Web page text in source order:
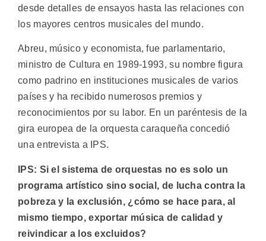
desde detalles de ensayos hasta las relaciones con
los mayores centros musicales del mundo.
Abreu, músico y economista, fue parlamentario,
ministro de Cultura en 1989-1993, su nombre figura
como padrino en instituciones musicales de varios
países y ha recibido numerosos premios y
reconocimientos por su labor. En un paréntesis de la
gira europea de la orquesta caraqueña concedió
una entrevista a IPS.
IPS: Si el sistema de orquestas no es solo un
programa artístico sino social, de lucha contra la
pobreza y la exclusión, ¿cómo se hace para, al
mismo tiempo, exportar música de calidad y
reivindicar a los excluidos?